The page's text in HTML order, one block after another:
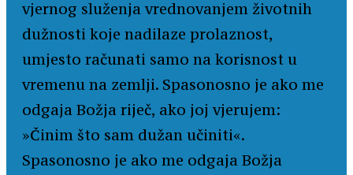
vjernog služenja vrednovanjem životnih
dužnosti koje nadilaze prolaznost,
umjesto računati samo na korisnost u
vremenu na zemlji. Spasonosno je ako me
odgaja Božja riječ, ako joj vjerujem:
»Činim što sam dužan učiniti«.
Spasonosno je ako me odgaja Božja